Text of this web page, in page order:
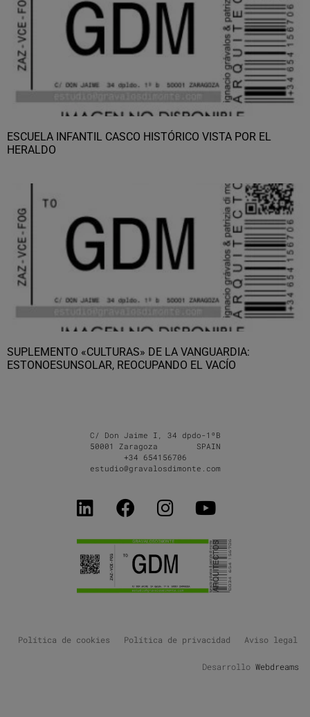
ESCUELA INFANTIL CASCO HISTÓRICO VISTA POR EL
HERALDO
SUPLEMENTO «CULTURAS» DE LA VANGUARDIA:
ESTONOESUNSOLAR, REOCUPANDO EL VACÍO
C/ Don Jaime I, 34 dpdo-1ºB
50001 Zaragoza SPAIN
+34 654156706
estudio@gravalosdimonte.com
Política de cookies Política de privacidad Aviso legal
Desarrollo Webdreams